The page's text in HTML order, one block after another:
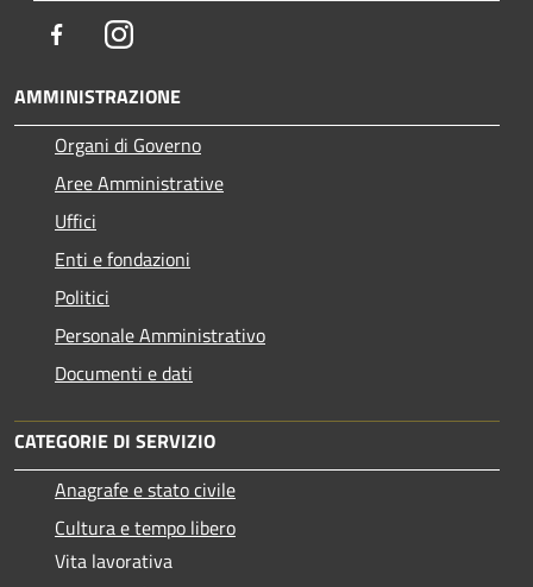
FacebookInstagram
AMMINISTRAZIONE
Organi di Governo
Aree Amministrative
Uffici
Enti e fondazioni
Politici
Personale Amministrativo
Documenti e dati
CATEGORIE DI SERVIZIO
Anagrafe e stato civile
Cultura e tempo libero
Vita lavorativa